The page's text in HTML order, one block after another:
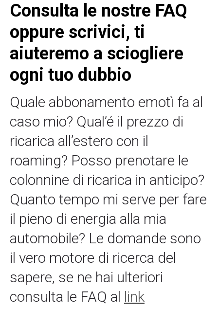
Consulta le nostre FAQ
oppure scrivici, ti
aiuteremo a sciogliere
ogni tuo dubbio
Quale abbonamento emotì fa al
caso mio? Qual’é il prezzo di
ricarica all’estero con il
roaming? Posso prenotare le
colonnine di ricarica in anticipo?
Quanto tempo mi serve per fare
il pieno di energia alla mia
automobile? Le domande sono
il vero motore di ricerca del
sapere, se ne hai ulteriori
consulta le FAQ al link